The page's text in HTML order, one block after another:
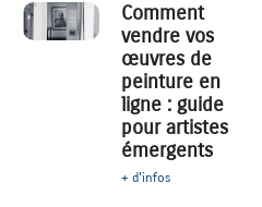
Comment
vendre vos
œuvres de
peinture en
ligne : guide
pour artistes
émergents
+ d'infos